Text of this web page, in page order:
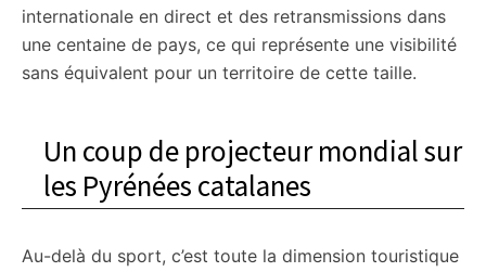
internationale en direct et des retransmissions dans
une centaine de pays, ce qui représente une visibilité
sans équivalent pour un territoire de cette taille.
Un coup de projecteur mondial sur
les Pyrénées catalanes
Au-delà du sport, c’est toute la dimension touristique